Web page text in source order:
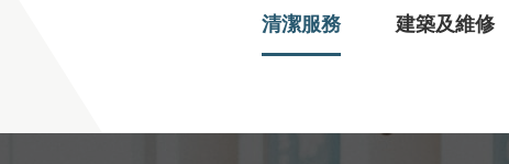
清潔服務 建築及維修